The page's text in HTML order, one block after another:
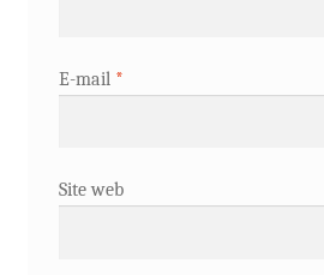
E-mail *
Site web